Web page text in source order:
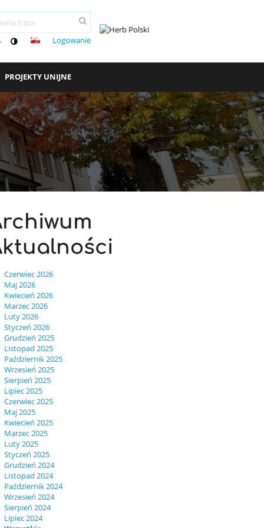
Logowanie
PROJEKTY UNIJNE
Czerwiec 2026
Maj 2026
Kwiecień 2026
Marzec 2026
Luty 2026
Styczeń 2026
Grudzień 2025
Listopad 2025
Październik 2025
Wrzesień 2025
Sierpień 2025
Lipiec 2025
Czerwiec 2025
Maj 2025
Kwiecień 2025
Marzec 2025
Luty 2025
Styczeń 2025
Grudzień 2024
Listopad 2024
Październik 2024
Wrzesień 2024
Sierpień 2024
Lipiec 2024